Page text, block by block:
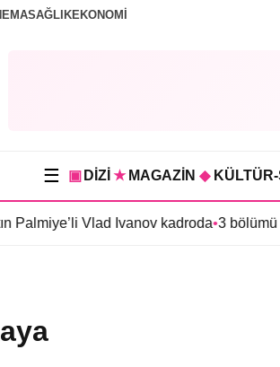
SAĞLIKEKONOMİ
☰ ▣ DİZİ ★ MAGAZİN ◆
Vlad Ivanov kadroda•3 bölümü